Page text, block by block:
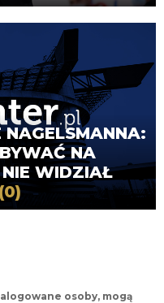
NA
WIDZIAŁ
(0)
osoby, mogą